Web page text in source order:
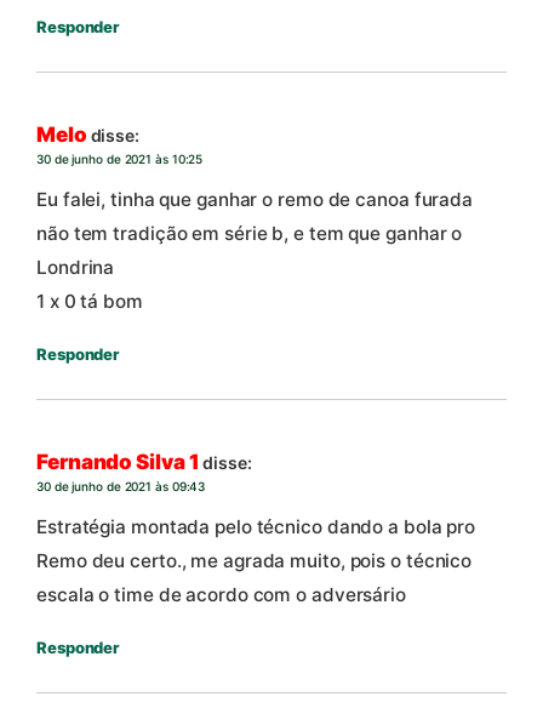
Responder
Melo disse:
30 de junho de 2021 às 10:25
Eu falei, tinha que ganhar o remo de canoa furada
não tem tradição em série b, e tem que ganhar o
Londrina
1 x 0 tá bom
Responder
Fernando Silva 1 disse:
30 de junho de 2021 às 09:43
Estratégia montada pelo técnico dando a bola pro
Remo deu certo., me agrada muito, pois o técnico
escala o time de acordo com o adversário
Responder